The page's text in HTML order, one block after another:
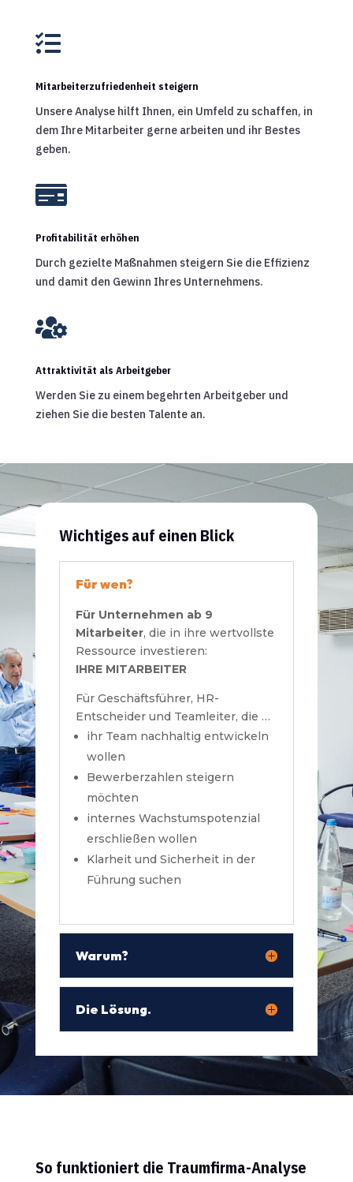

Mitarbeiterzufriedenheit steigern
Unsere Analyse hilft Ihnen, ein Umfeld zu schaffen, in
dem Ihre Mitarbeiter gerne arbeiten und ihr Bestes
geben.

Profitabilität erhöhen
Durch gezielte Maßnahmen steigern Sie die Effizienz
und damit den Gewinn Ihres Unternehmens.

Attraktivität als Arbeitgeber
Werden Sie zu einem begehrten Arbeitgeber und
ziehen Sie die besten Talente an.
Wichtiges auf einen Blick
Für wen?
Für Unternehmen ab 9
Mitarbeiter, die in ihre wertvollste
Ressource investieren:
IHRE MITARBEITER
Für Geschäftsführer, HR-
Entscheider und Teamleiter, die …
ihr Team nachhaltig entwickeln
wollen
Bewerberzahlen steigern
möchten
internes Wachstumspotenzial
erschließen wollen
Klarheit und Sicherheit in der
Führung suchen
Warum?
Die Lösung.
So funktioniert die Traumfirma-Analyse